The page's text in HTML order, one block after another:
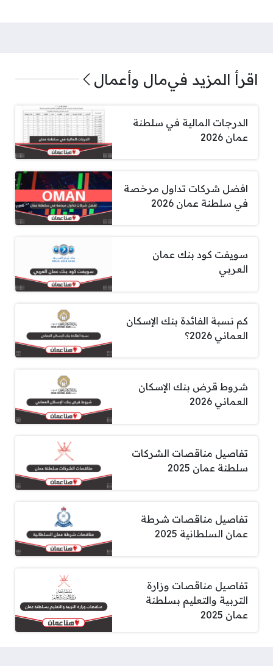
اقرأ المزيد فيمال وأعمال
الدرجات المالية في سلطنة
عمان 2026
افضل شركات تداول مرخصة
في سلطنة عمان 2026
سويفت كود بنك عمان
العربي
كم نسبة الفائدة بنك الإسكان
العماني 2026؟
شروط قرض بنك الإسكان
العماني 2026
تفاصيل مناقصات الشركات
سلطنة عمان 2025
تفاصيل مناقصات شرطة
عمان السلطانية 2025
تفاصيل مناقصات وزارة
التربية والتعليم بسلطنة
عمان 2025